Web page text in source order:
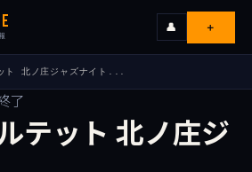
👤 ＋
ト 北ノ庄ジャズナイト...
了
テット 北ノ庄ジ